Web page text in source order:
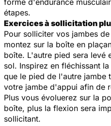
étapes.
Exercices à sollicitation
Pour solliciter vos jambes
montez sur la boîte en
boîte. L'autre pied sera levé
sol. Inspirez en fléchissant
que le pied de l'autre jambe
votre jambe d'appui afin de
Plus vous évoluerez sur la
boîte, plus la flexion sera
sollicitant.